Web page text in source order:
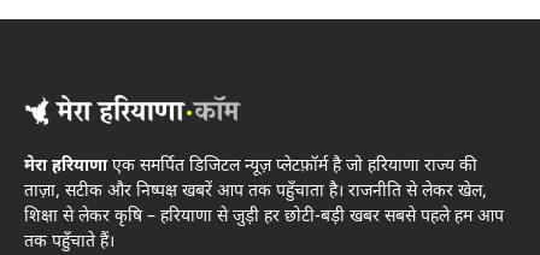
मेरा हरियाणाएक समर्पित डिजिटल न्यूज़ प्लेटफ़ॉर्म है जो हरियाणा राज्य की
ताज़ा, सटीक और निष्पक्ष खबरें आप तक पहुँचाता है। राजनीति से लेकर खेल,
शिक्षा से लेकर कृषि – हरियाणा से जुड़ी हर छोटी-बड़ी खबर सबसे पहले हम आप
तक पहुँचाते हैं।